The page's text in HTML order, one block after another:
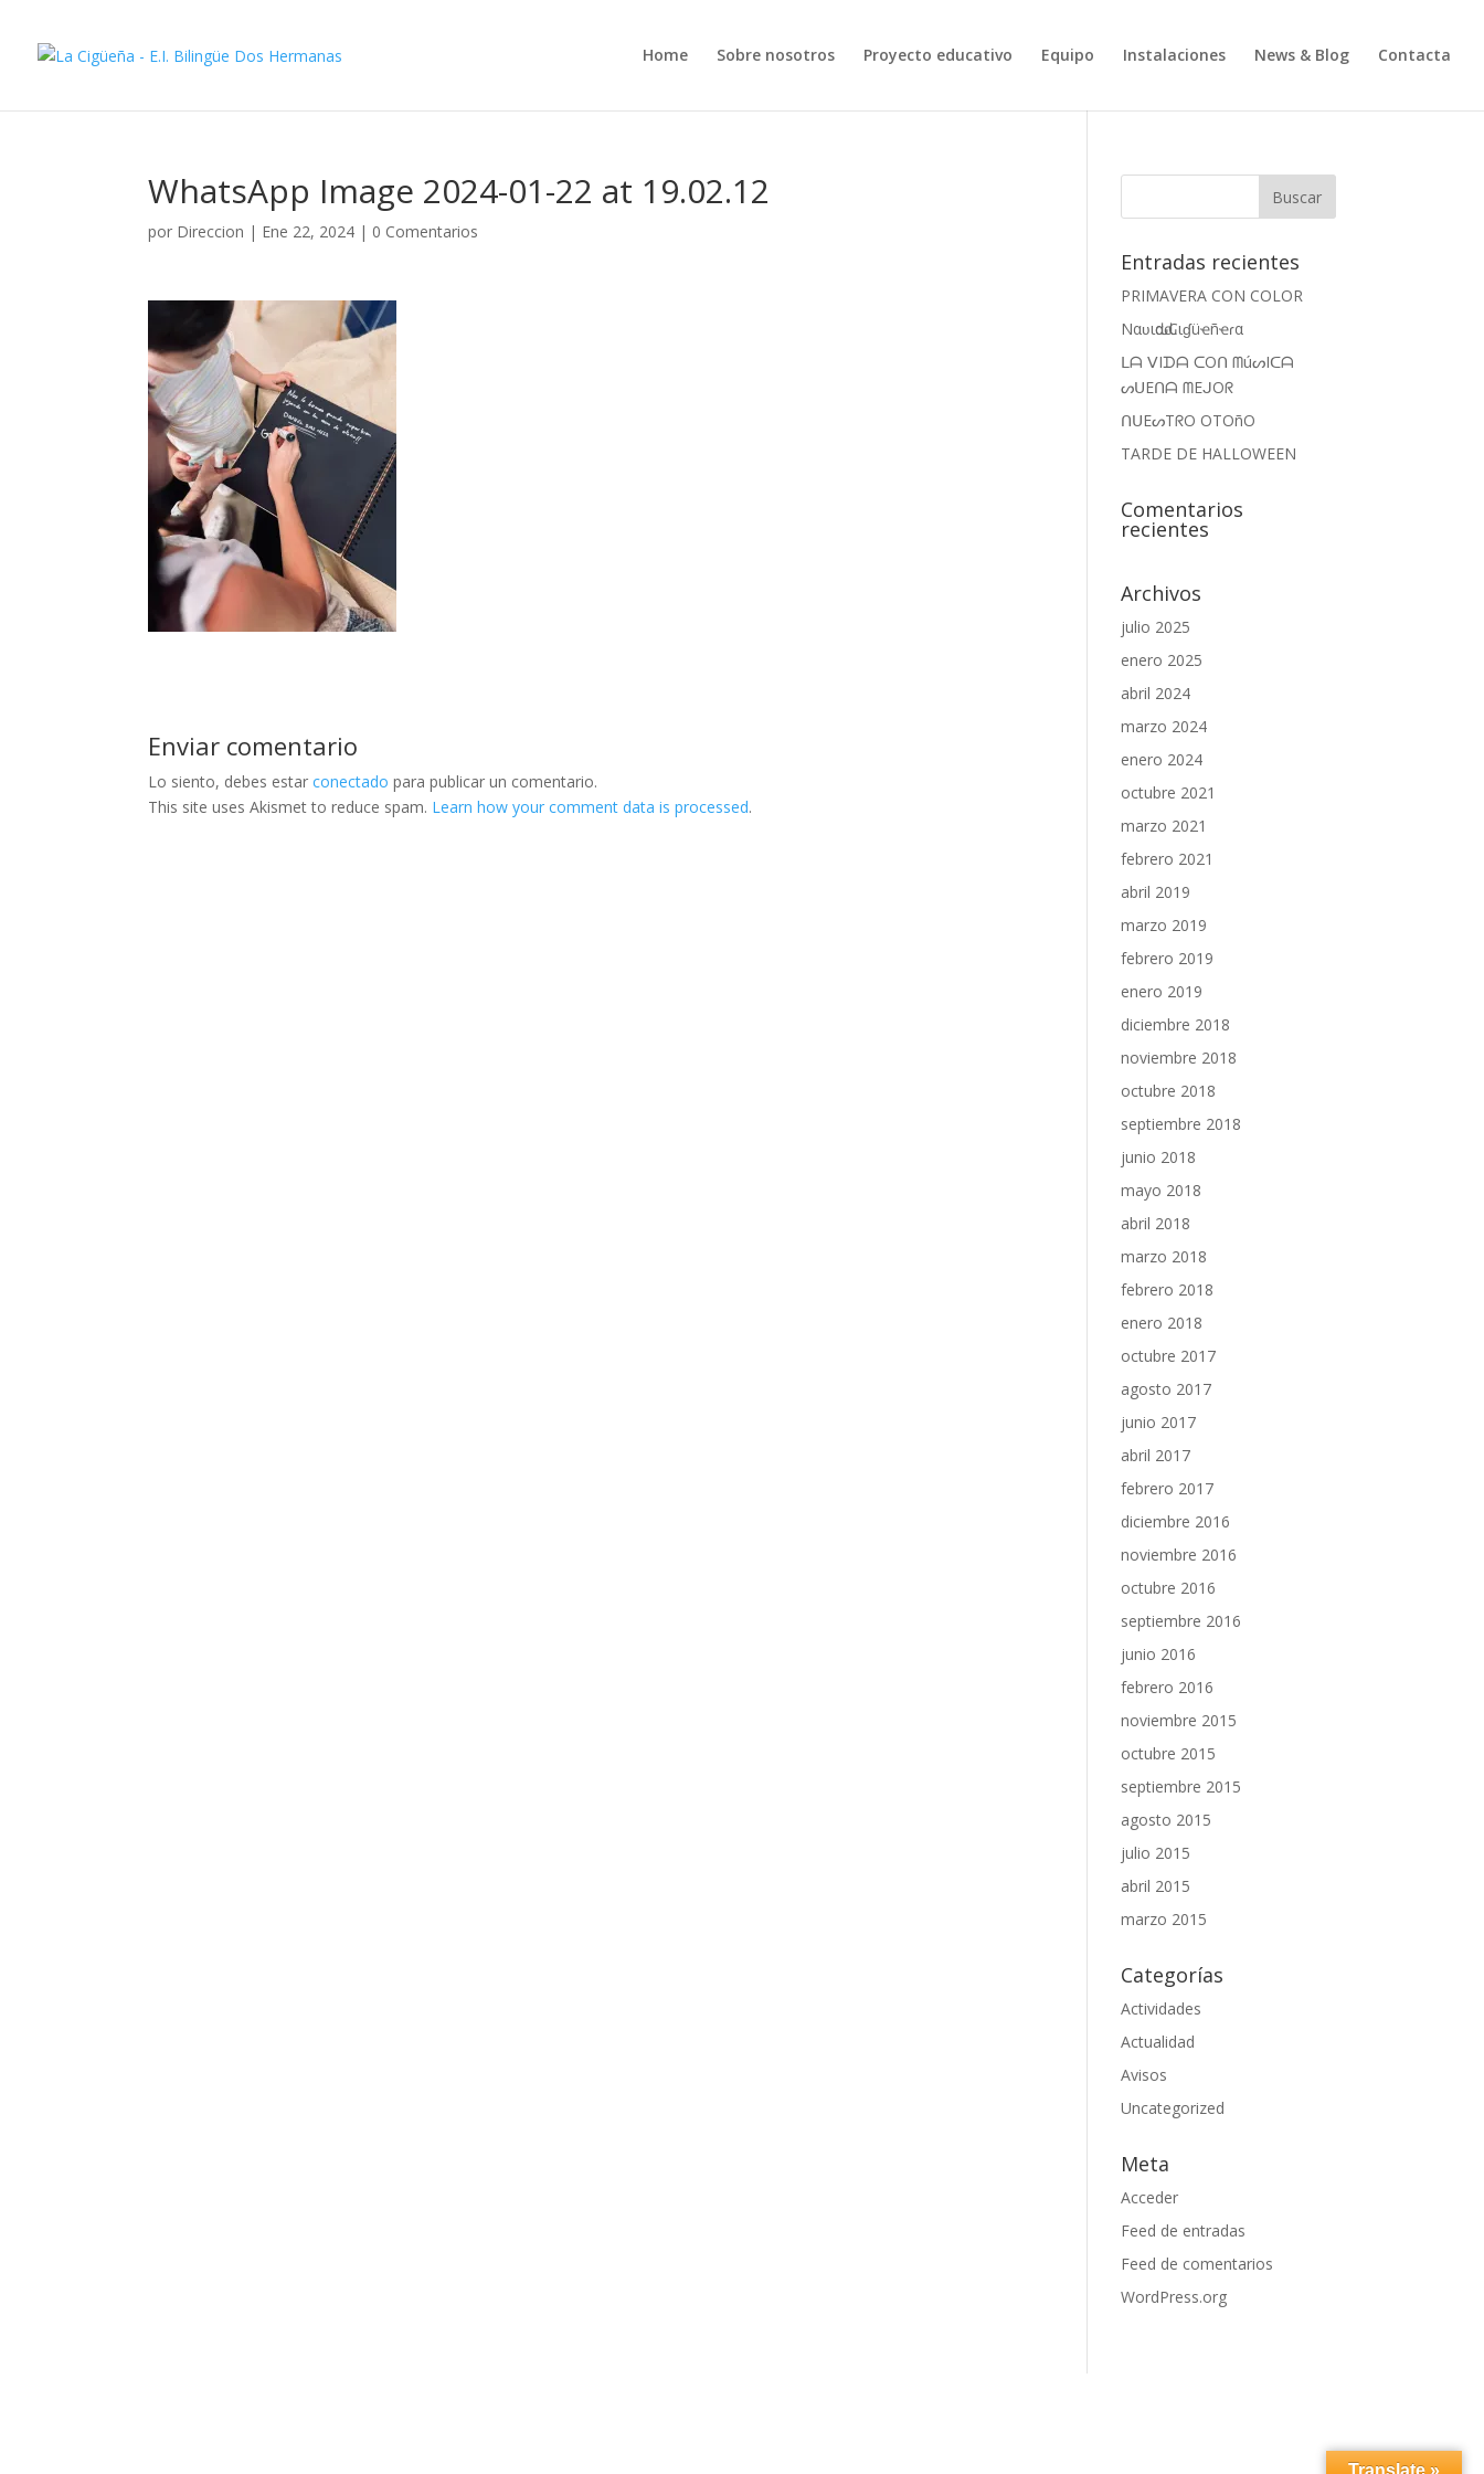
Home Sobre nosotros Proyecto educativo Equipo Instalaciones News & Blog Contacta
WhatsApp Image 2024-01-22 at 19.02.12
por Direccion | Ene 22, 2024 | 0 Comentarios
Enviar comentario
Lo siento, debes estarconectado para publicar un comentario.
This site uses Akismet to reduce spam. Learn how your comment data is processed.
Entradas recientes
PRIMAVERA CON COLOR
Nαʋιԃαԃ Cιɠüҽñҽɾα
ᒪᗩ ᐯIᗪᗩ ᑕOᑎ ᗰúᔕIᑕᗩ
ᔕᑌEᑎᗩ ᗰEᒍOᖇ
ᑎᑌEᔕTᖇO OTOñO
TARDE DE HALLOWEEN
Comentarios
recientes
Archivos
julio 2025
enero 2025
abril 2024
marzo 2024
enero 2024
octubre 2021
marzo 2021
febrero 2021
abril 2019
marzo 2019
febrero 2019
enero 2019
diciembre 2018
noviembre 2018
octubre 2018
septiembre 2018
junio 2018
mayo 2018
abril 2018
marzo 2018
febrero 2018
enero 2018
octubre 2017
agosto 2017
junio 2017
abril 2017
febrero 2017
diciembre 2016
noviembre 2016
octubre 2016
septiembre 2016
junio 2016
febrero 2016
noviembre 2015
octubre 2015
septiembre 2015
agosto 2015
julio 2015
abril 2015
marzo 2015
Categorías
Actividades
Actualidad
Avisos
Uncategorized
Meta
Acceder
Feed de entradas
Feed de comentarios
WordPress.org
Translate »